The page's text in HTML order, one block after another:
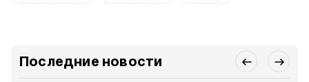
Последние новости